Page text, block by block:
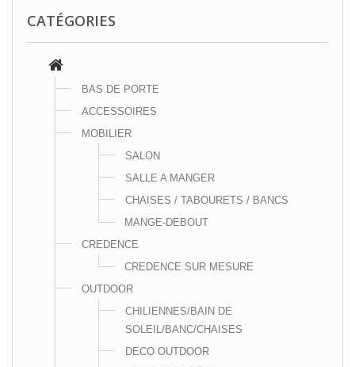
CATÉGORIES
BAS DE PORTE
ACCESSOIRES
MOBILIER
SALON
SALLE A MANGER
CHAISES / TABOURETS / BANCS
MANGE-DEBOUT
CREDENCE
CREDENCE SUR MESURE
OUTDOOR
CHILIENNES/BAIN DE
SOLEIL/BANC/CHAISES
DECO OUTDOOR